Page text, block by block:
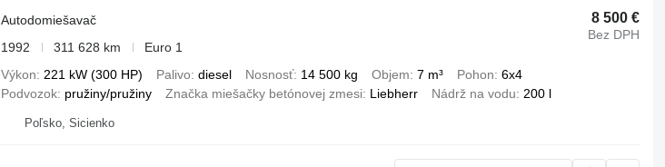
8 500 €
Bez DPH
Autodomiešavač
1992
311 628 km
Euro 1
Výkon
221 kW (300 HP) Palivo diesel Nosnosť 14 500 kg Objem 7 m³ Pohon 6x4
Podvozok pružiny/pružiny Značka miešačky betónovej zmesi Liebherr Nádrž na vodu 200 l
Poľsko, Sicienko